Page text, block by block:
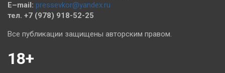
E–mail: pressevkor@yandex.ru
тел. +7 (978) 918-52-25
Все публикации защищены авторским правом.
18+